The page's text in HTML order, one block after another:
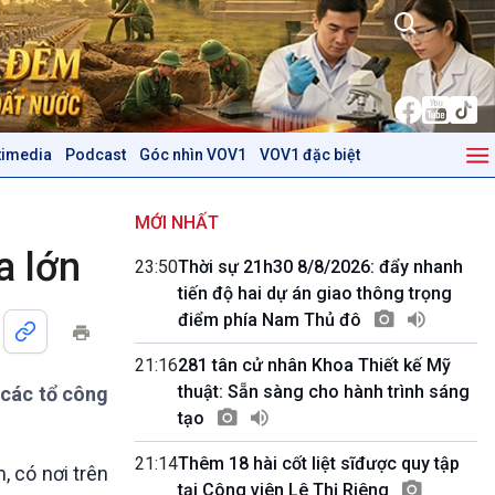
Podcast Góc nhìn VOV1 VOV1 đặc biệt
Trước giờ mở cửa
Dòng chảy Kinh tế
Khởi nghiệp
Tuyên chiến với gian lận
Mùa vàng
Biển đảo Việt Nam
Tâm tình biên giới và hải
Tìm hiểu biển, đảo Việt
Nam
Góc nhìn VOV1
Bình luận
lớn
tổ công
có nơi trên
MỚI NHẤT
23:50Thời sự 21h30 8/8/2026: đẩy nhanh
tiến độ hai dự án giao thông trọng
điểm phía Nam Thủ đô
21:16281 tân cử nhân Khoa Thiết kế Mỹ
thuật: Sẵn sàng cho hành trình sáng
tạo
21:14Thêm 18 hài cốt liệt sĩđược quy tập
tại Công viên Lê Thị Riêng